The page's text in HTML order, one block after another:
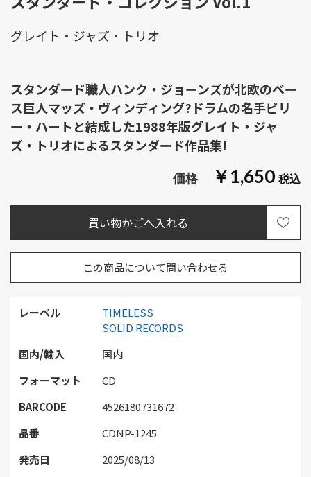
￥1,650
レーベル
TIMELESS
SOLID RECORDS
国内/輸入
国内
フォーマット
CD
BARCODE
4526180731672
品番
CDNP-1245
発売日
2025/08/13
この商品について問い合わせる
グレイト・ジャズ・トリオ
スタンダード職人ハンク・ジョーンズが北欧のベー
ス巨人マッズ・ヴィンディング?ドラムの名手ビリ
ー・ハートと結成した1988年版グレイト・ジャ
ズ・トリオによるスタンダード作品集!